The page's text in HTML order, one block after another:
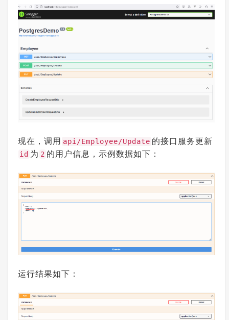
现在，调用 api/Employee/Update 的接口服务更新
id 为 2 的用户信息，示例数据如下：
运行结果如下：